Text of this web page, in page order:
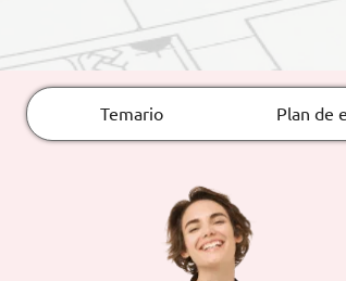
ORIENTACIÓN
LABORAL
(gratuito en
Temario Plan de